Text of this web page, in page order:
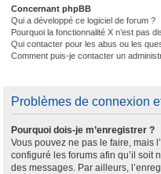
Concernant phpBB
Qui a développé ce logiciel de forum ?
Pourquoi la fonctionnalité X n’est pas
Qui contacter pour les abus ou les
Comment puis-je contacter un
Problèmes de connexion
Pourquoi dois-je m’enregistrer ?
Vous pouvez ne pas le faire, mais
configuré les forums afin qu’il soit
des messages. Par ailleurs,